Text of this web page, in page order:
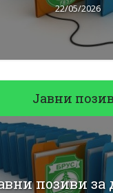
22/05/2026
Јавни
позиви за